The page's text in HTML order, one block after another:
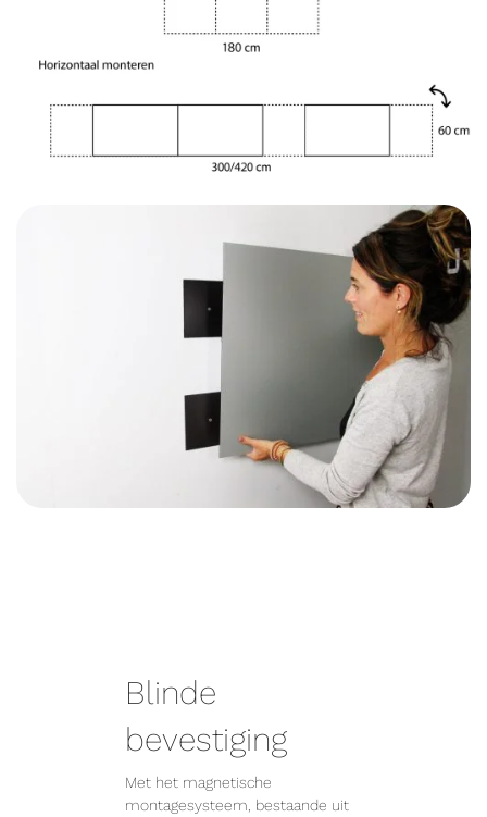
Blinde
bevestiging
Met het magnetische
montagesysteem, bestaande uit